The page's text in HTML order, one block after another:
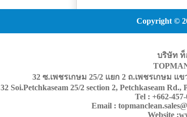
Copyright ©
บริษัท
32 ซ.เพชรเกษม 25/2 แยก 2 ถ.เพชรเกษม แ
32 Soi.Petchkaseam 25/2 section 2, Petchkaseam
Tel : +662-
Email :
Website